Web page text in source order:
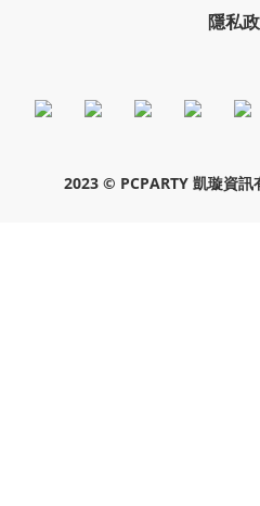
隱私
2023 © PCPARTY 凱璇資